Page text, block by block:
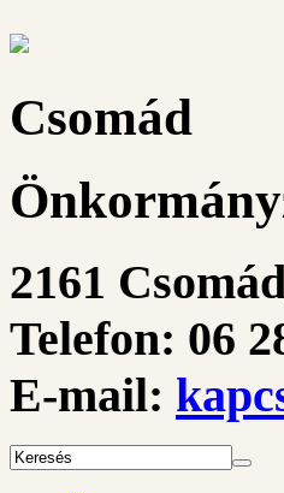
Csomád
2161
Telefon: 06
E-mail: